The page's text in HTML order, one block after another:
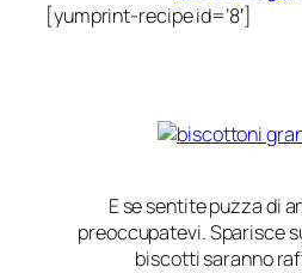
[yumprint-recipe id=’8′]
E se sentite puzza di
preoccupatevi. Sparisce
biscotti saranno